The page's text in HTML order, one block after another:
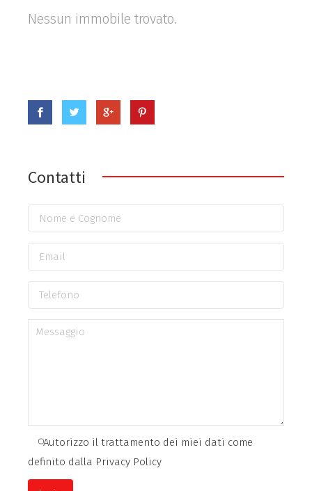
Nessun immobile trovato.
Contatti
Autorizzo il trattamento dei miei dati come
definito dalla Privacy Policy